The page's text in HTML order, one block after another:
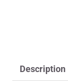
Description